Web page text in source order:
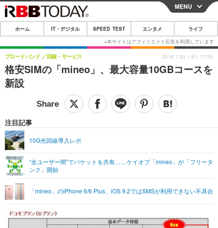
CLOSE
ホーム
IT・デジタル
IT・デジタルTOP スマートフォン
ショッピング その他
SPEED TEST
エンタメTOP 映画・ドラマ
グラビア
ショッピング その他
ライフTOP
その他
リリース一覧
プッシュ通知の停止方法
MENU
ホーム IT・デジタル SPEED TEST エンタメ ライフ
格安SIMの「mineo」、最大容量10GBコースを
新設
ブロードバンド 回線・サービス
注目記事
10G光回線導入レポ
“全ユーザー間”でパケットを共有……ケイオプ「mineo」が「フリータ
ンク」開始
「mineo」のiPhone 6/6 Plus、iOS 9.2ではSMSが利用できない不具合
2016.1.20（水）17:50